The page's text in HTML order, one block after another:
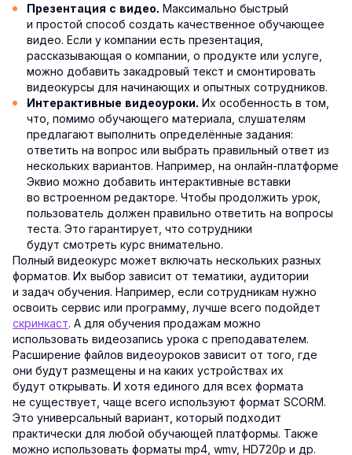
Презентация с видео. Максимально быстрый
и простой способ создать качественное обучающее
видео. Если у компании есть презентация,
рассказывающая о компании, о продукте или услуге,
можно добавить закадровый текст и смонтировать
видеокурсы для начинающих и опытных сотрудников.
Интерактивные видеоуроки. Их особенность в том,
что, помимо обучающего материала, слушателям
предлагают выполнить определённые задания:
ответить на вопрос или выбрать правильный ответ из
нескольких вариантов. Например, на онлайн-платформе
Эквио можно добавить интерактивные вставки
во встроенном редакторе. Чтобы продолжить урок,
пользователь должен правильно ответить на вопросы
теста. Это гарантирует, что сотрудники
будут смотреть курс внимательно.
Полный видеокурс может включать нескольких разных
форматов. Их выбор зависит от тематики, аудитории
и задач обучения. Например, если сотрудникам нужно
освоить сервис или программу, лучше всего подойдет
скринкаст. А для обучения продажам можно
использовать видеозапись урока с преподавателем.
Расширение файлов видеоуроков зависит от того, где
они будут размещены и на каких устройствах их
будут открывать. И хотя единого для всех формата
не существует, чаще всего используют формат SCORM.
Это универсальный вариант, который подходит
практически для любой обучающей платформы. Также
можно использовать форматы mp4, wmv, HD720p и др.